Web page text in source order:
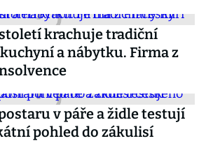
krachuje tradiční
a nábytku. Firma z
v páře a židle testují
pohled do zákulisí